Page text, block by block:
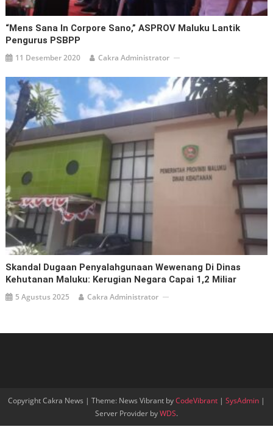
“Mens Sana In Corpore Sano,” ASPROV Maluku Lantik
Pengurus PSBPP
11 Desember 2020 Cakra Administrator
Skandal Dugaan Penyalahgunaan Wewenang Di Dinas
Kehutanan Maluku: Kerugian Negara Capai 1,2 Miliar
5 Agustus 2025 Cakra Administrator
Copyright Cakra News | Theme: News Vibrant byCodeVibrant | SysAdmin |
Server Provider byWDS.